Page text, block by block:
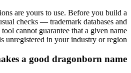
are yours to use. Before you build a
checks — trademark databases and
cannot guarantee that a given name
unregistered in your industry or region.
a good dragonborn name?